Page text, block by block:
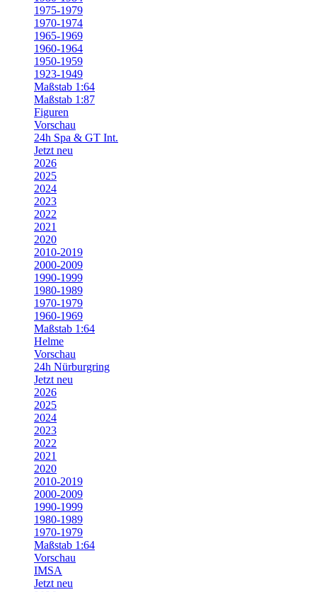
1975-1979
1970-1974
1965-1969
1960-1964
1950-1959
1923-1949
Maßstab 1:64
Maßstab 1:87
Figuren
Vorschau
24h Spa & GT Int.
Jetzt neu
2026
2025
2024
2023
2022
2021
2020
2010-2019
2000-2009
1990-1999
1980-1989
1970-1979
1960-1969
Maßstab 1:64
Helme
Vorschau
24h Nürburgring
Jetzt neu
2026
2025
2024
2023
2022
2021
2020
2010-2019
2000-2009
1990-1999
1980-1989
1970-1979
Maßstab 1:64
Vorschau
IMSA
Jetzt neu